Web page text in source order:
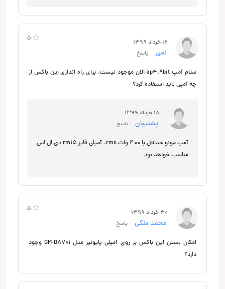
5 16 خرداد 1399
امیر پاسخ
سلام آمپ ap4.9bit الان موجود نیست. برای راه اندازی این باکس از
چه آمپی باید استفاده کرد؟
18 خرداد 1399
پشتیبان پاسخ
آمپ مونو حداقل با 400 وات rms. آمپلی فایر rm15 دی ال اس
مناسب خواهد بود
5 30 خرداد 1399
محمد ملکی پاسخ
امکان بستن این باکس بر روی آمپلی پایونیر مدل GM-D8701 وجود
دارد؟